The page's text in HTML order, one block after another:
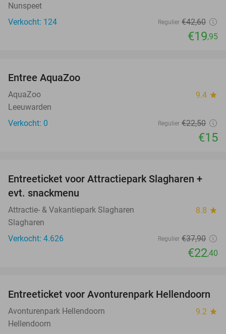
Nunspeet
Verkocht: 124
Regulier €42,60
€19,95
TODAY
Entree AquaZoo
AquaZoo 9.4 star
Leeuwarden
Verkocht: 0
Regulier €22,50
€15
41%
Entreeticket voor Attractiepark Slagharen +
evt. snackmenu
Attractie- & Vakantiepark Slagharen 8.8 star
Slagharen
Verkocht: 4.626
Regulier €37,90
€22,40
41%
Entreeticket voor Avonturenpark Hellendoorn
Avonturenpark Hellendoorn 9.2 star
Hellendoorn